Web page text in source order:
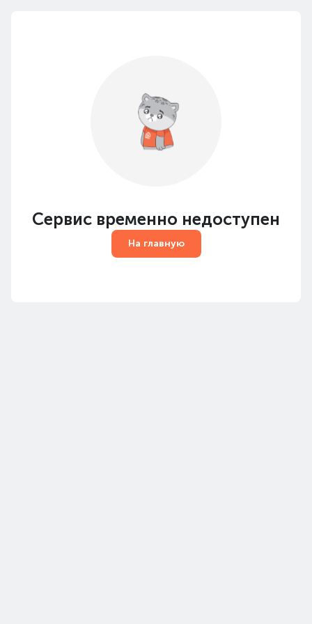
Сервис временно недоступен
На главную